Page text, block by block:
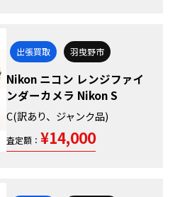
出張買取 羽曳野市
Nikon ニコン レンジファイ
ンダーカメラ Nikon S
C(訳あり、ジャンク品)
査定額： ¥14,000